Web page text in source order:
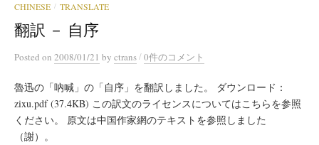
CHINESE / TRANSLATE
翻訳 － 自序
Posted on 2008/01/21 by ctrans/0件のコメント
魯迅の「吶喊」の「自序」を翻訳しました。 ダウンロード：
zixu.pdf (37.4KB) この訳文のライセンスについてはこちらを参照
ください。 原文は中国作家網のテキストを参照しました
（謝）。